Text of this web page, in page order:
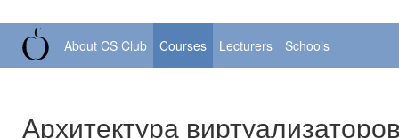
About CS Club Courses Lecturers Schools
Архитектура